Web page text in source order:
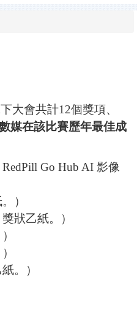
大會共計12個獎項、
媒在該比賽歷年最佳成
Go Hub AI 影像
）
狀乙紙。）
。）